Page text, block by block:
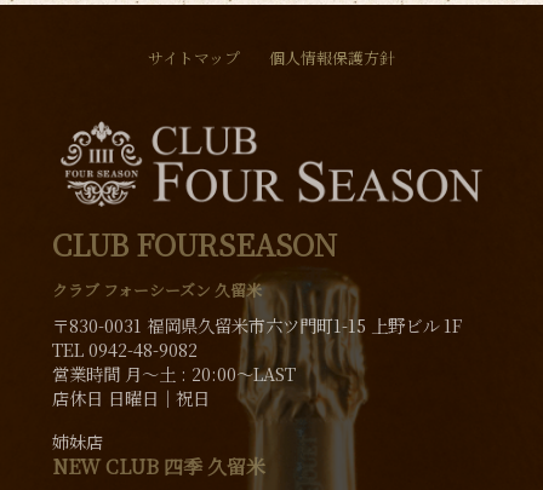
サイトマップ 個人情報保護方針
CLUB FOURSEASON
クラブ フォーシーズン 久留米
〒830-0031 福岡県久留米市六ツ門町1-15 上野ビル 1F
TEL 0942-48-9082
営業時間 月〜土 : 20:00～LAST
店休日 日曜日│祝日
姉妹店
NEW CLUB 四季 久留米